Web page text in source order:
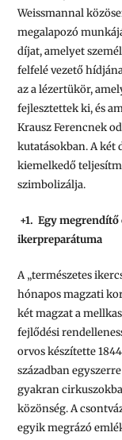
Weissmannal
megalapozó
díjat, amelyet
felfelé vezető
az a lézertükör,
fejlesztettek ki, és
Krausz Ferencnek
kutatásokban. A két
kiemelkedő
szimbolizálja.
+1. Egy
ikerpreparátuma
A „természetes
hónapos magzati
két magzat a
fejlődési
orvos készítette
században
gyakran
közönség. A
egyik megrázó